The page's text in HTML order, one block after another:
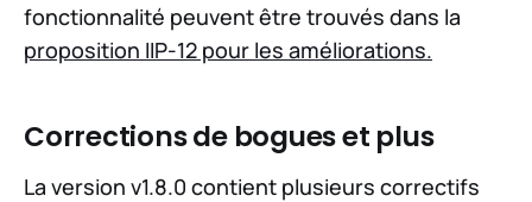
fonctionnalité peuvent être trouvés dans la
proposition IIP-12 pour les améliorations.
Corrections de bogues et plus
La version v1.8.0 contient plusieurs correctifs